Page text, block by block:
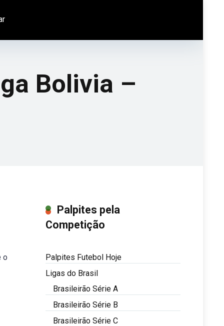
Bolivia –
o
Palpites pela
Competição
Palpites Futebol Hoje
Ligas do Brasil
Brasileirão Série A
Brasileirão Série B
Brasileirão Série C